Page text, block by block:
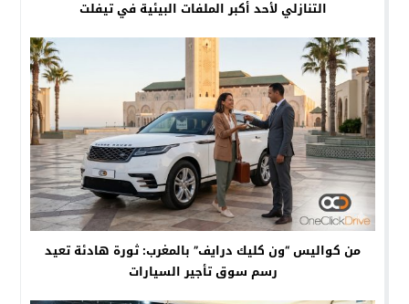
التنازلي لأحد أكبر الملفات البيئية في تيفلت
من كواليس “ون كليك درايف” بالمغرب: ثورة هادئة تعيد
رسم سوق تأجير السيارات